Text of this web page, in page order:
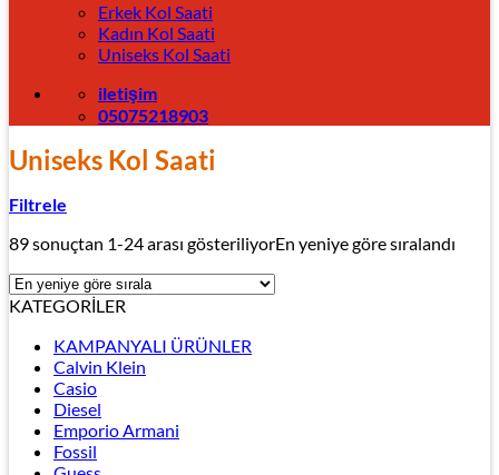
Erkek Kol Saati
Kadın Kol Saati
Uniseks Kol Saati
iletişim
05075218903
Uniseks Kol Saati
Filtrele
89 sonuçtan 1-24 arası gösteriliyorEn yeniye göre sıralandı
KATEGORİLER
KAMPANYALI ÜRÜNLER
Calvin Klein
Casio
Diesel
Emporio Armani
Fossil